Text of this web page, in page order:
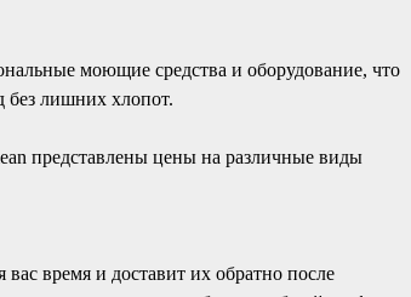
моющие средства и оборудование, что
без лишних хлопот.
представлены цены на различные виды
вас время и доставит их обратно после